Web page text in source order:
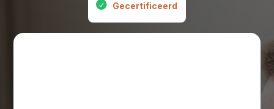
Gecertificeerd